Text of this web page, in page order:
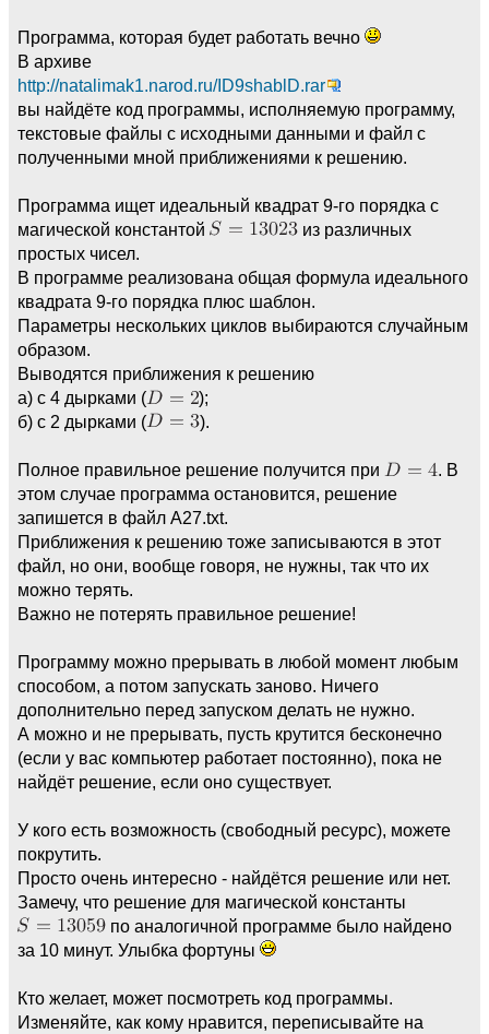
Программа, которая будет работать вечно
В архиве
http://natalimak1.narod.ru/ID9shablD.rar
вы найдёте код программы, исполняемую программу,
текстовые файлы с исходными данными и файл с
полученными мной приближениями к решению.
Программа ищет идеальный квадрат 9-го порядка с
магической константой
из различных
простых чисел.
В программе реализована общая формула идеального
квадрата 9-го порядка плюс шаблон.
Параметры нескольких циклов выбираются случайным
образом.
Выводятся приближения к решению
а) с 4 дырками (
);
б) c 2 дырками (
).
Полное правильное решение получится при
. В
этом случае программа остановится, решение
запишется в файл A27.txt.
Приближения к решению тоже записываются в этот
файл, но они, вообще говоря, не нужны, так что их
можно терять.
Важно не потерять правильное решение!
Программу можно прерывать в любой момент любым
способом, а потом запускать заново. Ничего
дополнительно перед запуском делать не нужно.
А можно и не прерывать, пусть крутится бесконечно
(если у вас компьютер работает постоянно), пока не
найдёт решение, если оно существует.
У кого есть возможность (свободный ресурс), можете
покрутить.
Просто очень интересно - найдётся решение или нет.
Замечу, что решение для магической константы
по аналогичной программе было найдено
за 10 минут. Улыбка фортуны
Кто желает, может посмотреть код программы.
Изменяйте, как кому нравится, переписывайте на